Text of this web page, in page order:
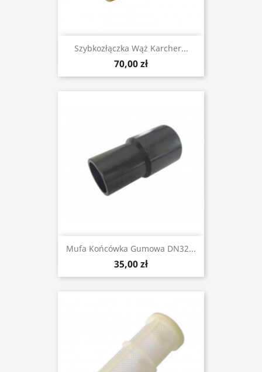
Szybkozłączka Wąż Karcher...
70,00 zł
Mufa Końcówka Gumowa DN32...
35,00 zł